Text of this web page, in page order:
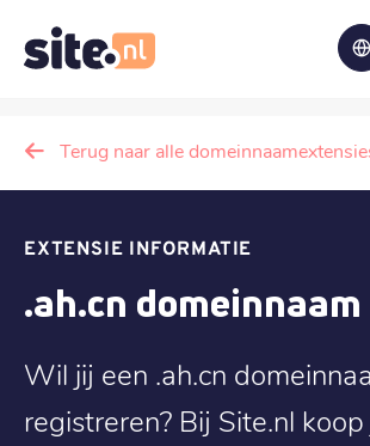
Terug naar alle
EXTENSIE INFORMATIE
.ah.cn domeinnaam
Wil jij een .ah.cn
registreren? Bij Site.nl koop